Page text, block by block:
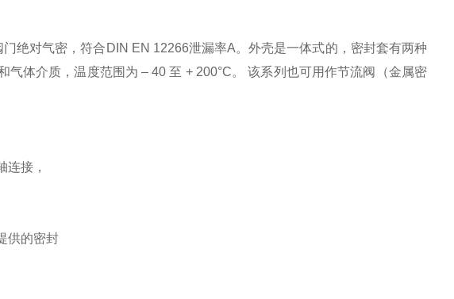
绝对气密，符合DIN EN 12266泄漏率A。外壳是一体式的，密封套有两种
体介质，温度范围为 – 40 至 + 200°C。 该系列也可用作节流阀（金属密
连接，
供的密封